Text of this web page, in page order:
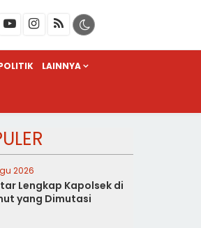
LAINNYA
2026
Lengkap Kapolsek di
yang Dimutasi